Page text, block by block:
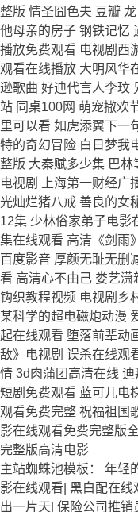
整版 情圣囧色夫 豆瓣
他母亲的房子 钢铁记忆
播放免费观看 电视剧西
观看在线播放 大明风华
逊歌曲 好迪代言人李玟
站 同桌100网 萌宠撒欢
里可以看 如虎添翼下一
特的奇幻冒险 白日梦我
整版 大秦赋多少集 巴
电视剧 上海第一财经广
光灿烂猪八戒 善良的女
12集 少林俗家弟子电影
集在线观看 高清《剑雨
百度影音 厚颜无耻无删
看 高清心不由己 娄艺
钩织教程视频 电视剧乡
某科学的超电磁炮动漫
起在线观看 堕落前辈动
敌》电视剧 误杀在线观
情 3d肉蒲团高清在线
短剧免费观看 蓝可儿电
观看免费完整 祝福祖国
影在线观看免费完整版
完整版高清电影
主站蜘蛛池模板： 年轻
影在线观看 黑白配在线
出一片天 保险公司推销